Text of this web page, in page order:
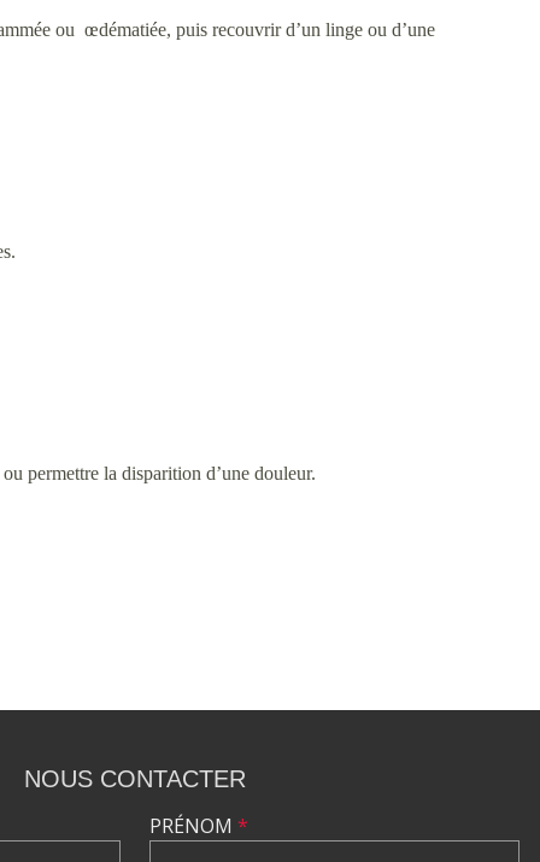
ou œdématiée, puis recouvrir d’un linge ou d’une
permettre la disparition d’une douleur.
NOUS CONTACTER
PRÉNOM *